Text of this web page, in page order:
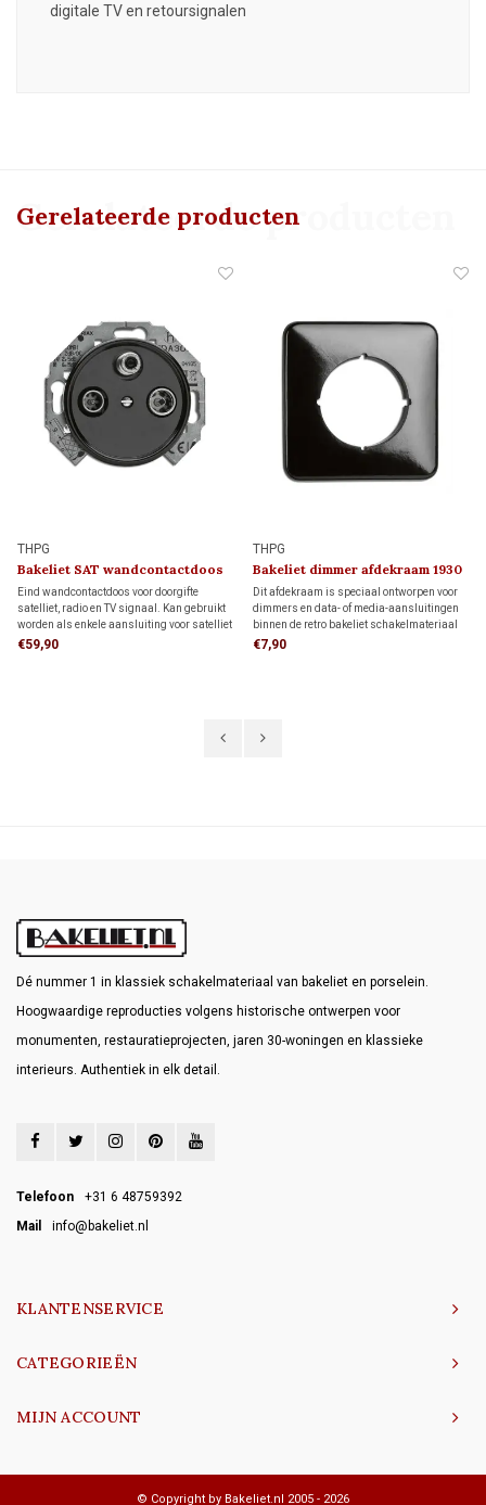
digitale TV en retoursignalen
Gerelateerde producten
Gerelateerde producten
THPG
Bakeliet SAT wandcontactdoos
Eind wandcontactdoos voor doorgifte
satelliet, radio en TV signaal. Kan gebruikt
worden als enkele aansluiting voor satelliet
tuner, maar ook in combinatie met een
€59,90
THPG
Bakeliet dimmer afdekraam 1930
Dit afdekraam is speciaal ontworpen voor
dimmers en data- of media-aansluitingen
binnen de retro bakeliet schakelmateriaal
serie. De vierkante vorm biedt meer
€7,90
Dé nummer 1 in klassiek schakelmateriaal van bakeliet en porselein.
Hoogwaardige reproducties volgens historische ontwerpen voor
monumenten, restauratieprojecten, jaren 30-woningen en klassieke
interieurs. Authentiek in elk detail.
Telefoon
+31 6 48759392
Mail
info@bakeliet.nl
KLANTENSERVICE
CATEGORIEËN
MIJN ACCOUNT
© Copyright by Bakeliet.nl 2005 - 2026